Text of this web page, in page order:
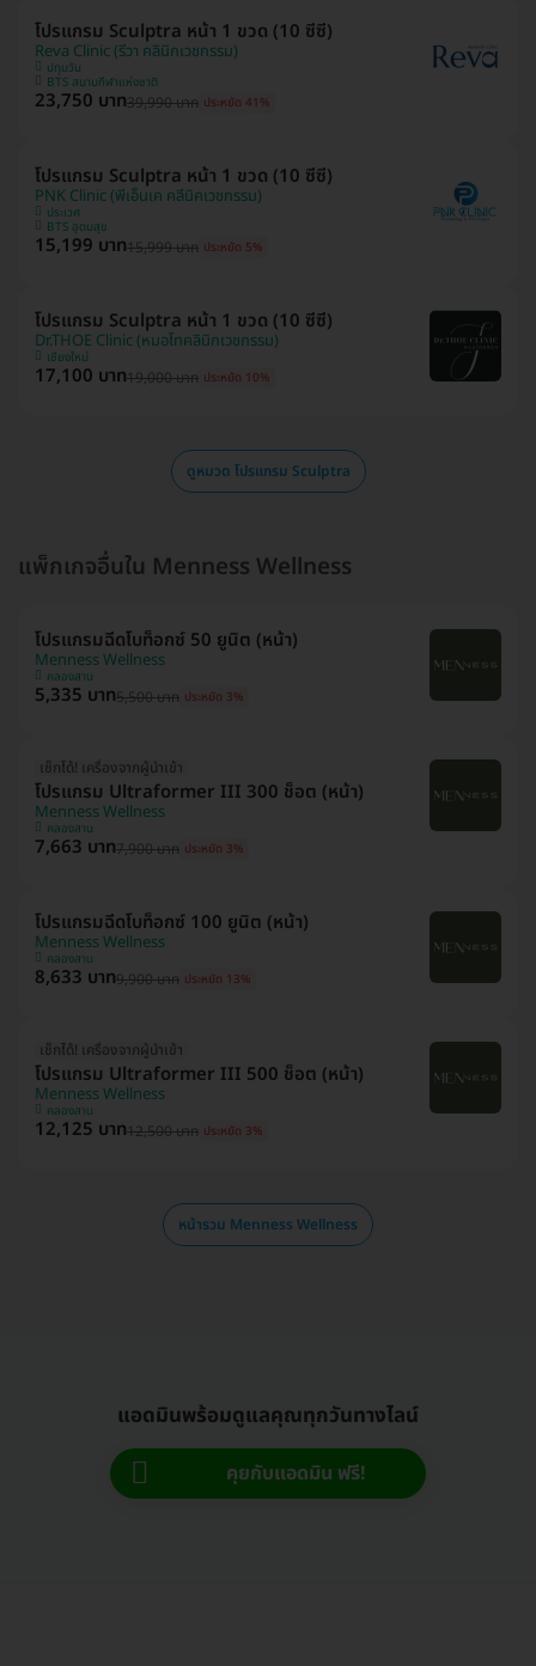
โปรแกรม Sculptra หน้า 1 ขวด (10 ซีซี)
Reva Clinic (รีวา คลินิกเวชกรรม)
ปทุมวัน
BTS สนามกีฬาแห่งชาติ
23,750 บาท39,990 บาท ประหยัด 41%
โปรแกรม Sculptra หน้า 1 ขวด (10 ซีซี)
PNK Clinic (พีเอ็นเค คลีนิคเวชกรรม)
ประเวศ
BTS อุดมสุข
15,199 บาท15,999 บาท ประหยัด 5%
โปรแกรม Sculptra หน้า 1 ขวด (10 ซีซี)
Dr.THOE Clinic (หมอโทคลินิกเวชกรรม)
เชียงใหม่
17,100 บาท19,000 บาท ประหยัด 10%
ดูหมวด โปรแกรม Sculptra
แพ็กเกจอื่นใน Menness Wellness
โปรแกรมฉีดโบท็อกซ์ 50 ยูนิต (หน้า)
Menness Wellness
คลองสาน
5,335 บาท5,500 บาท ประหยัด 3%
เช็กได้! เครื่องจากผู้นำเข้า
โปรแกรม Ultraformer III 300 ช็อต (หน้า)
Menness Wellness
คลองสาน
7,663 บาท7,900 บาท ประหยัด 3%
โปรแกรมฉีดโบท็อกซ์ 100 ยูนิต (หน้า)
Menness Wellness
คลองสาน
8,633 บาท9,900 บาท ประหยัด 13%
เช็กได้! เครื่องจากผู้นำเข้า
โปรแกรม Ultraformer III 500 ช็อต (หน้า)
Menness Wellness
คลองสาน
12,125 บาท12,500 บาท ประหยัด 3%
หน้ารวม Menness Wellness
แอดมินพร้อมดูแลคุณทุกวันทางไลน์
คุยกับแอดมิน ฟรี!